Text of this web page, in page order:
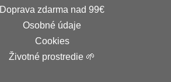
Doprava zdarma nad 99€
Osobné údaje
Cookies
Životné prostredie 🌱